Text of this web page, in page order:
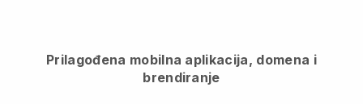
Prilagođena mobilna aplikacija, domena i
brendiranje